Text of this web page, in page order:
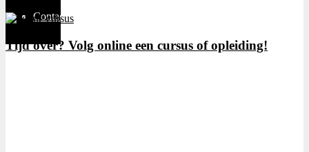
Contact
Tijd over? Volg online een cursus of opleiding!